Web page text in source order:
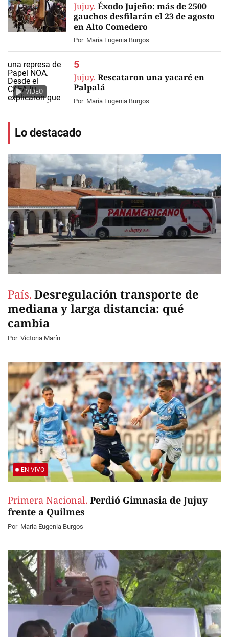
Jujuy. Éxodo Jujeño: más de 2500
gauchos desfilarán el 23 de agosto
en Alto Comedero
Por Maria Eugenia Burgos
VIDEO
Jujuy. Rescataron una yacaré en
Palpalá
Por Maria Eugenia Burgos
Lo destacado
País. Desregulación transporte de
mediana y larga distancia: qué
cambia
Por Victoria Marín
EN VIVO
Primera Nacional. Perdió Gimnasia de Jujuy
frente a Quilmes
Por Maria Eugenia Burgos